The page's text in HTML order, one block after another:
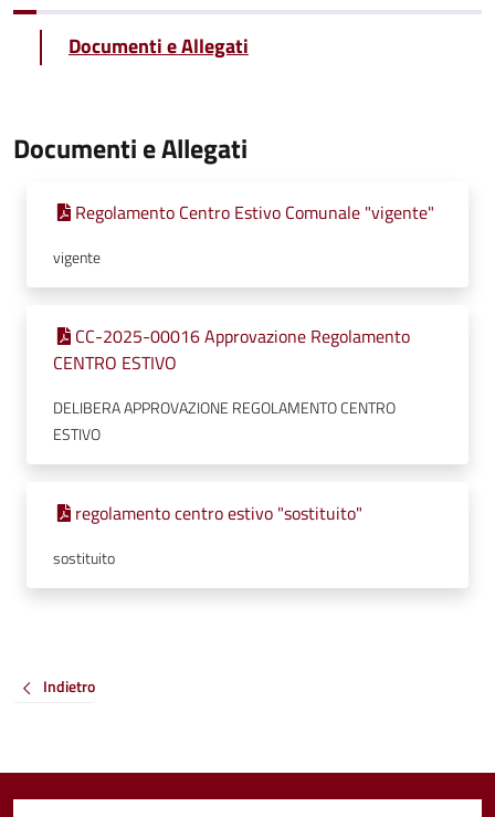
Documenti e Allegati
Documenti e Allegati
Regolamento Centro Estivo Comunale "vigente"
vigente
CC-2025-00016 Approvazione Regolamento
CENTRO ESTIVO
DELIBERA APPROVAZIONE REGOLAMENTO CENTRO
ESTIVO
regolamento centro estivo "sostituito"
sostituito
Indietro